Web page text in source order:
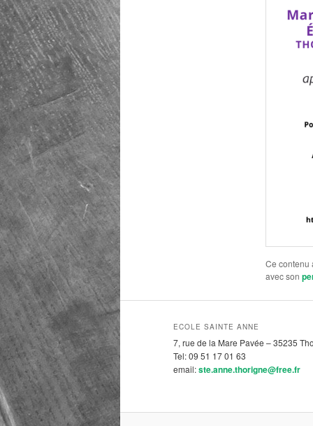
Ce contenu
avec son
ECOLE SAINTE ANNE
7, rue de la Mare Pavée – 35235
Tel: 09 51 17 01 63
email:ste.anne.thorigne@free.fr